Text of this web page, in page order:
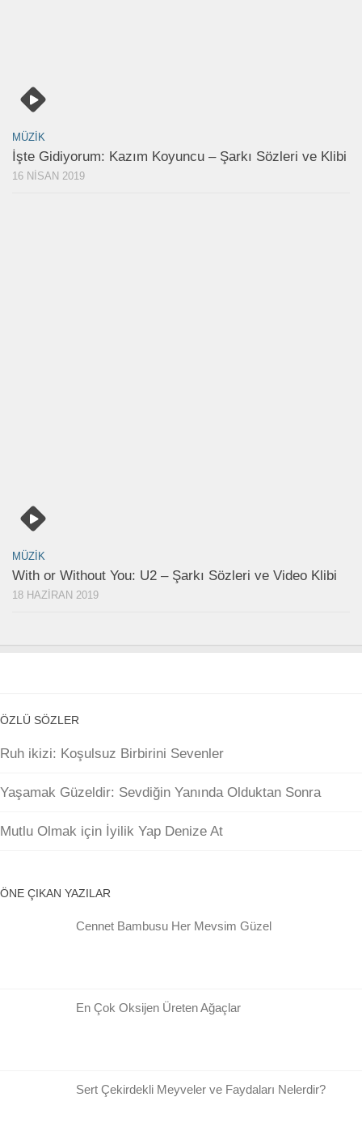
MÜZIK
İşte Gidiyorum: Kazım Koyuncu – Şarkı Sözleri ve Klibi
16 NISAN 2019
MÜZIK
With or Without You: U2 – Şarkı Sözleri ve Video Klibi
18 HAZIRAN 2019
ÖZLÜ SÖZLER
Ruh ikizi: Koşulsuz Birbirini Sevenler
Yaşamak Güzeldir: Sevdiğin Yanında Olduktan Sonra
Mutlu Olmak için İyilik Yap Denize At
ÖNE ÇIKAN YAZILAR
Cennet Bambusu Her Mevsim Güzel
En Çok Oksijen Üreten Ağaçlar
Sert Çekirdekli Meyveler ve Faydaları Nelerdir?